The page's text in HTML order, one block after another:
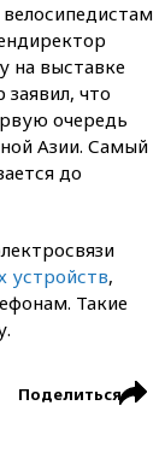
на выставке
что
очередь
Азии. Самый
до
устройств,
Такие
Поделиться